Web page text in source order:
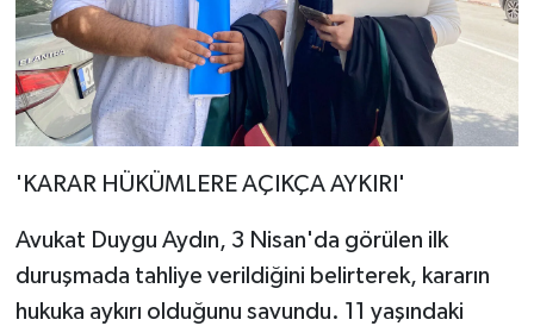
'KARAR HÜKÜMLERE AÇIKÇA AYKIRI'
Avukat Duygu Aydın, 3 Nisan'da görülen ilk
duruşmada tahliye verildiğini belirterek, kararın
hukuka aykırı olduğunu savundu. 11 yaşındaki